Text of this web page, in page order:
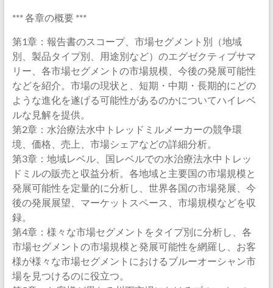
*** 各章の概要 ***
第1章：報告書のスコープ、市場セグメント別（地域
別、製品タイプ別、用途別など）のエグゼクティブサマ
リー、各市場セグメントの市場規模、今後の発展可能性
などを紹介。市場の現状と、短期・中期・長期的にどの
ような進化を遂げる可能性があるのかについてハイレベ
ルな見解を提供。
第2章：水治療法水中トレッドミルメーカーの競争環
境、価格、売上、市場シェアなどの詳細分析。
第3章：地域レベル、国レベルでの水治療法水中トレッ
ドミルの販売と収益分析。各地域と主要国の市場規模と
発展可能性を定量的に分析し、世界各国の市場発展、今
後の発展展望、マーケットスペース、市場規模などを収
録。
第4章：様々な市場セグメントをタイプ別に分析し、各
市場セグメントの市場規模と発展可能性を網羅し、お客
様が様々な市場セグメントにおけるブルーオーシャン市
場を見つけるのに役立つ。